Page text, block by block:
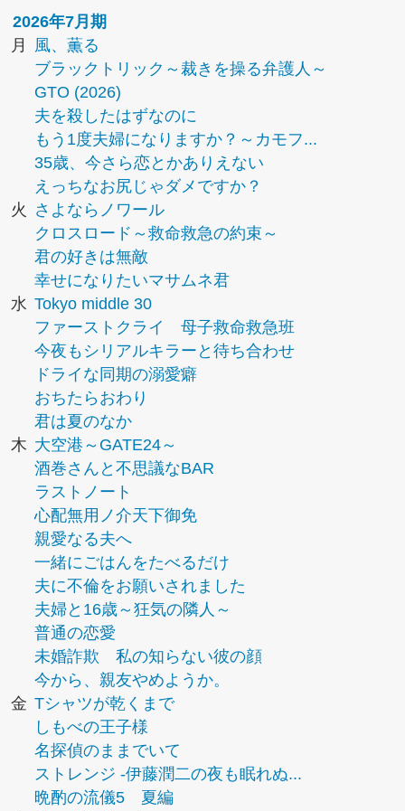
2026年7月期
月
風、薫る
ブラックトリック～裁きを操る弁護人～
GTO (2026)
夫を殺したはずなのに
もう1度夫婦になりますか？～カモフ...
35歳、今さら恋とかありえない
えっちなお尻じゃダメですか？
火
さよならノワール
クロスロード～救命救急の約束～
君の好きは無敵
幸せになりたいマサムネ君
水 Tokyo middle 30
ファーストクライ 母子救命救急班
今夜もシリアルキラーと待ち合わせ
ドライな同期の溺愛癖
おちたらおわり
君は夏のなか
木 大空港～GATE24～
酒巻さんと不思議なBAR
ラストノート
心配無用ノ介天下御免
親愛なる夫へ
一緒にごはんをたべるだけ
夫に不倫をお願いされました
夫婦と16歳～狂気の隣人～
普通の恋愛
未婚詐欺 私の知らない彼の顔
今から、親友やめようか。
金 Tシャツが乾くまで
しもべの王子様
名探偵のままでいて
ストレンジ -伊藤潤二の夜も眠れぬ...
晩酌の流儀5 夏編